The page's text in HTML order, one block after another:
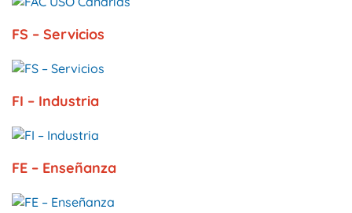
FS – Servicios
FI – Industria
FE – Enseñanza